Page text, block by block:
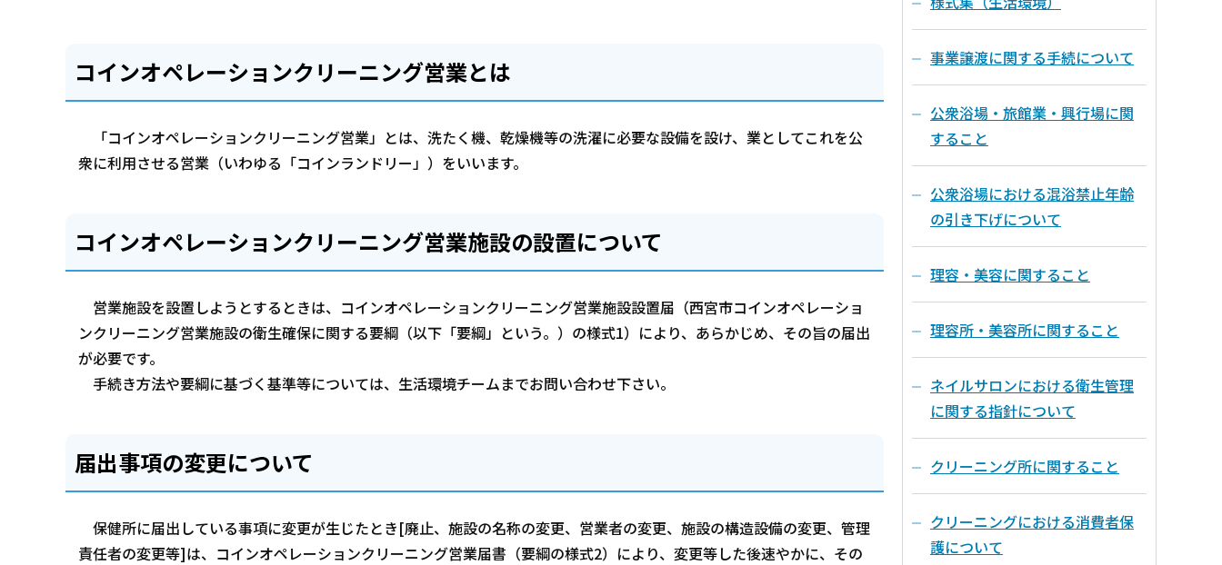
コインオペレーションクリーニング営業とは
「コインオペレーションクリーニング営業」とは、洗たく機、乾燥機等の洗濯に必要な設備を設け、業としてこれを公
衆に利用させる営業（いわゆる「コインランドリー」）をいいます。
コインオペレーションクリーニング営業施設の設置について
営業施設を設置しようとするときは、コインオペレーションクリーニング営業施設設置届（西宮市コインオペレーショ
ンクリーニング営業施設の衛生確保に関する要綱（以下「要綱」という。）の様式1）により、あらかじめ、その旨の届出
が必要です。
手続き方法や要綱に基づく基準等については、生活環境チームまでお問い合わせ下さい。
届出事項の変更について
保健所に届出している事項に変更が生じたとき[廃止、施設の名称の変更、営業者の変更、施設の構造設備の変更、管理
責任者の変更等]は、コインオペレーションクリーニング営業届書（要綱の様式2）により、変更等した後速やかに、その
事業譲渡に関する手続について
公衆浴場・旅館業・興行場に関
すること
公衆浴場における混浴禁止年齢
の引き下げについて
理容・美容に関すること
理容所・美容所に関すること
ネイルサロンにおける衛生管理
に関する指針について
クリーニング所に関すること
クリーニングにおける消費者保
護について